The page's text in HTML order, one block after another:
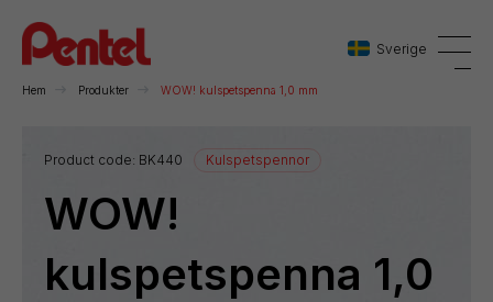
Sverige
Danmark
Hem Produkter WOW! kulspetspenna 1,0 mm
Product code: BK440 Kulspetspennor
WOW!
kulspetspenna 1,0